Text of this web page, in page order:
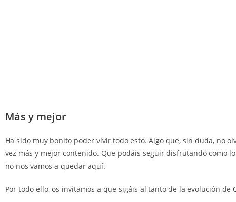
Más y mejor
Ha sido muy bonito poder vivir todo esto. Algo que, sin duda, no
vez más y mejor contenido. Que podáis seguir disfrutando como
no nos vamos a quedar aquí.
Por todo ello, os invitamos a que sigáis al tanto de la evolución de